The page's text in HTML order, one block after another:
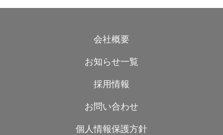
会社概要
お知らせ一覧
採用情報
お問い合わせ
個人情報保護方針